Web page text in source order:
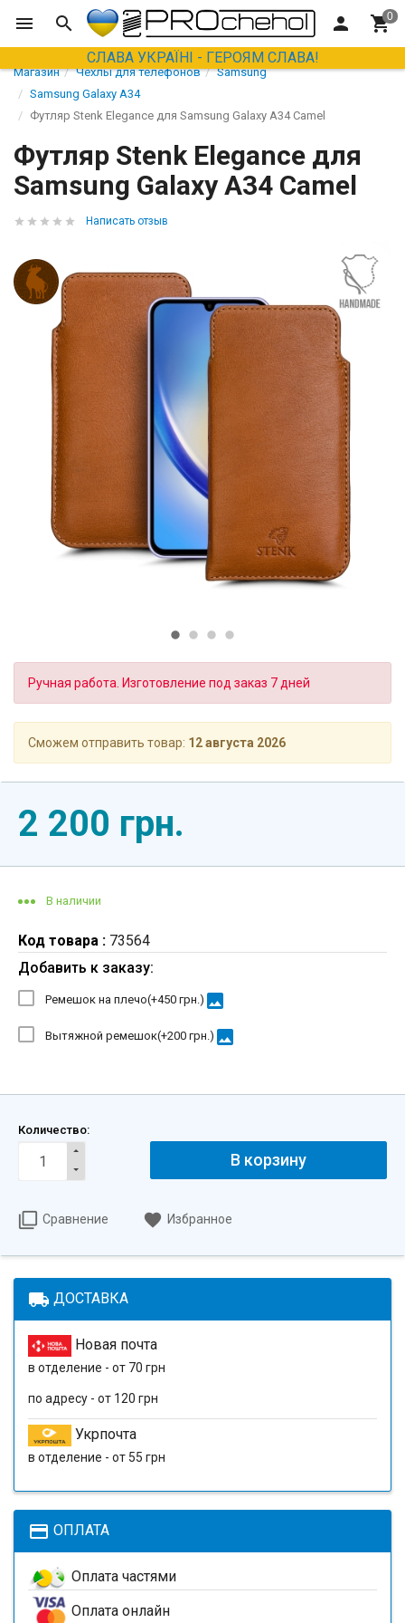
СЛАВА УКРАЇНІ - ГЕРОЯМ СЛАВА!
Магазин Чехлы для телефонов
Samsung
Samsung Galaxy A34
Футляр Stenk Elegance для Samsung Galaxy A34 Camel
Футляр Stenk Elegance для
Samsung Galaxy A34 Camel
Написать отзыв
Ручная работа. Изготовление под заказ 7 дней
Сможем отправить товар: 12 августа 2026
2 200 грн.
В наличии
Код товара : 73564
Добавить к заказу:
Ремешок на плечо(+450 грн.) image
Вытяжной ремешок(+200 грн.) image
Количество:
В корзину
Сравнение Избранное
local_shipping ДОСТАВКА
Новая почта
в отделение - от 70 грн
по адресу - от 120 грн
Укрпочта
в отделение - от 55 грн
payment ОПЛАТА
Оплата частями
Оплата онлайн